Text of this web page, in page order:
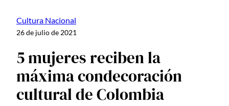
Cultura Nacional
26 de julio de 2021
5 mujeres reciben la
máxima condecoración
cultural de Colombia